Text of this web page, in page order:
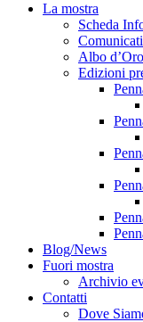
La mostra
Scheda
Albo d’Oro
Edizioni
Blog/News
Fuori mostra
Archivio
Contatti
Dove